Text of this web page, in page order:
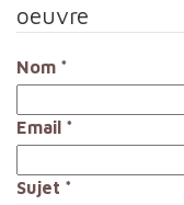
oeuvre
Nom *
Email *
Sujet *